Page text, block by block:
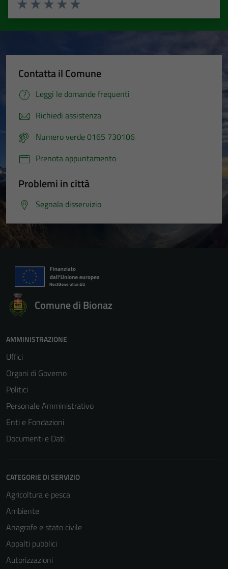
Valuta 5 stelle su 5
Valuta 4 stelle su 5
Valuta 3 stelle su 5
Valuta 2 stelle su 5
Valuta 1 stelle su 5
Contatta il Comune
Leggi le domande frequenti
Richiedi assistenza
Numero verde 0165 730106
Prenota appuntamento
Problemi in città
Segnala disservizio
Comune di Bionaz
AMMINISTRAZIONE
Uffici
Organi di Governo
Politici
Personale Amministrativo
Enti e Fondazioni
Documenti e Dati
CATEGORIE DI SERVIZIO
Agricoltura e pesca
Ambiente
Anagrafe e stato civile
Appalti pubblici
Autorizzazioni